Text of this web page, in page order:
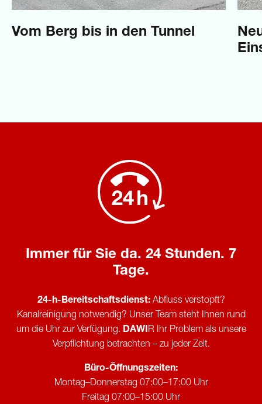
Vom Berg bis in den Tunnel
Immer für Sie da. 24 Stunden. 7
Tage.
24-h-Bereitschaftsdienst:Abfluss verstopft?
Kanalreinigung notwendig? Unser Team steht Ihnen rund
um die Uhr zur Verfügung. DAWIR Ihr Problem als unsere
Verpflichtung betrachten – zu jeder Zeit.
Büro-Öffnungszeiten:
Montag–Donnerstag 07:00–17:00 Uhr
Freitag 07:00–15:00 Uhr